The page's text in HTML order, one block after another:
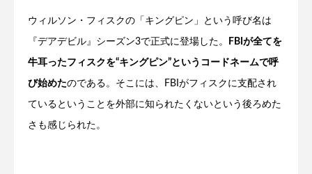
ウィルソン・フィスクの「キングピン」という呼び名は
『デアデビル』シーズン3で正式に登場した。 FBIが全てを
牛耳ったフィスクを“キングピン”というコードネームで呼
び始めたのである。そこには、FBIがフィスクに支配され
ているということを外部に知られたくないという後ろめた
さも感じられた。